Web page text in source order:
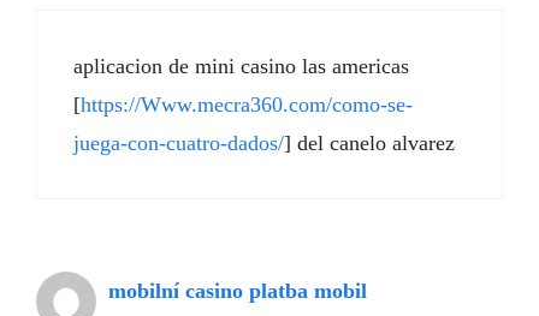
aplicacion de mini casino las americas
[https://Www.mecra360.com/como-se-
juega-con-cuatro-dados/] del canelo alvarez
mobilní casino platba mobil